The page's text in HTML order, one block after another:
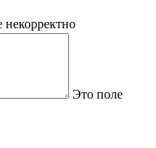
некорректно
Это поле